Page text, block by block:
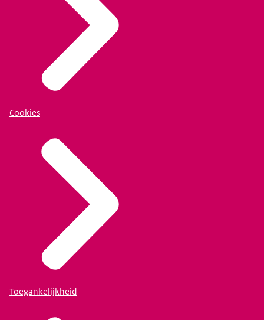
Cookies
Toegankelijkheid